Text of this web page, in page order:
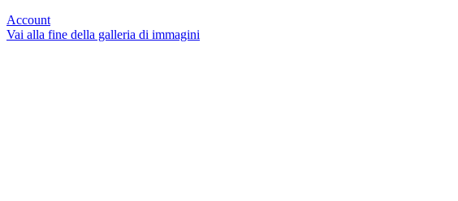
Account
Vai alla fine della galleria di immagini